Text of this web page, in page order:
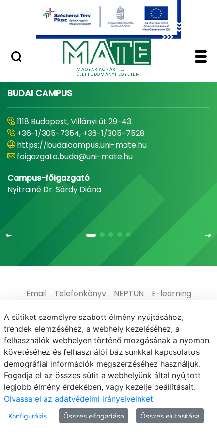
Ugrás a fő tartalomhoz
MAGYAR AGRÁR- ÉS
ÉLETTUDOMÁNYI EGYETEM
Minőségügy
Home - Magyar
BUDAI CAMPUS
1118 Budapest, Villányi út 29-43.
+36-1/305-7354, +36-1/305-7528
https://budaicampus.uni-mate.hu
foigazgato.buda@uni-mate.hu
Campus-főigazgató
Nyitrainé Dr. Sárdy Diána
Email Telefonkönyv NEPTUN
E-learning
Médiaközpont
Informatikai Igazgatóság
Adatvédelem
© MATE 2021
A sütiket személyre szabott élmény nyújtásához,
trendek elemzéséhez, a webhely kezeléséhez, a
felhasználók webhelyen történő mozgásának a nyomon
követéséhez és felhasználói bázisunkkal kapcsolatos
demográfiai információk megszerzéséhez használjuk.
Fogadja el az összes sütit a webhelyünk által nyújtott
legjobb élmény érdekében, vagy kezelje beállításait.
Olvassa el az adatvédelmi irányelveinket
Konfigurálás Összes elfogadása Összes elutasítása